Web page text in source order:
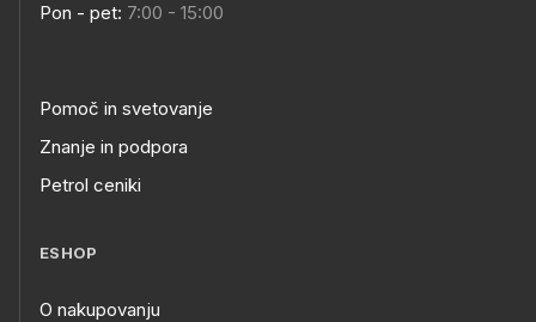
Pon - pet: 7:00 - 15:00
Pomoč in svetovanje
Znanje in podpora
Petrol ceniki
ESHOP
O nakupovanju